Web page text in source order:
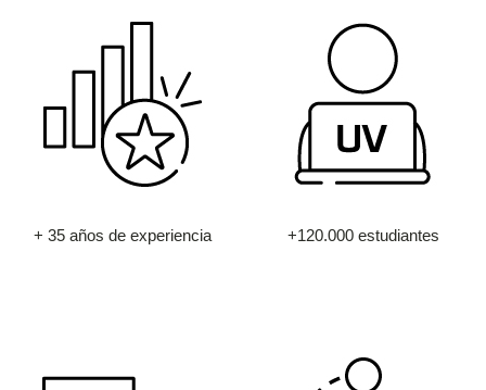
+ 35 años de experiencia +120.000 estudiantes